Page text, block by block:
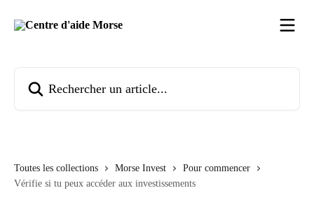
Toutes les collections Morse Invest
Pour commencer
Vérifie si tu peux accéder aux investissements